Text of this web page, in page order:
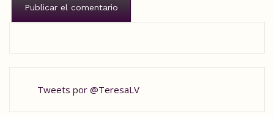
Tweets por @TeresaLV